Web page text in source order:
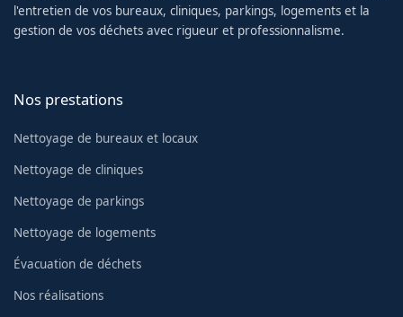
l'entretien de vos bureaux, cliniques, parkings, logements et la
gestion de vos déchets avec rigueur et professionnalisme.
Nos prestations
Nettoyage de bureaux et locaux
Nettoyage de cliniques
Nettoyage de parkings
Nettoyage de logements
Évacuation de déchets
Nos réalisations